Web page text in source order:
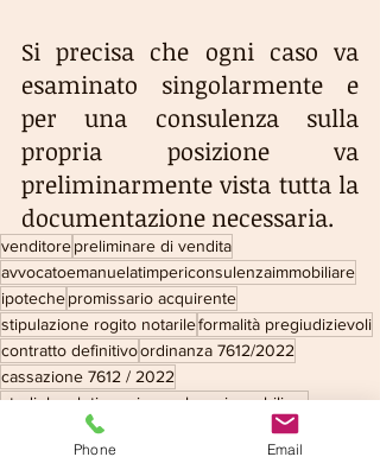
Si precisa che ogni caso va
esaminato singolarmente e
per una consulenza sulla
propria posizione va
preliminarmente vista tutta la
documentazione necessaria.
venditorepreliminare di vendita
avvocatoemanuelatimpericonsulenzaimmobiliare
ipotechepromissario acquirente
stipulazione rogito notarileformalità pregiudizievoli
contratto definitivoordinanza 7612/2022
cassazione 7612 / 2022
studiolegaletimpericonsulenzaimmobiliare
Phone Email